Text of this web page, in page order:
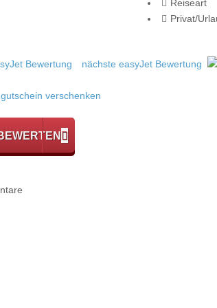
Reiseart
Privat/
Bewertung nächste easyJet Bewertung
verschenken